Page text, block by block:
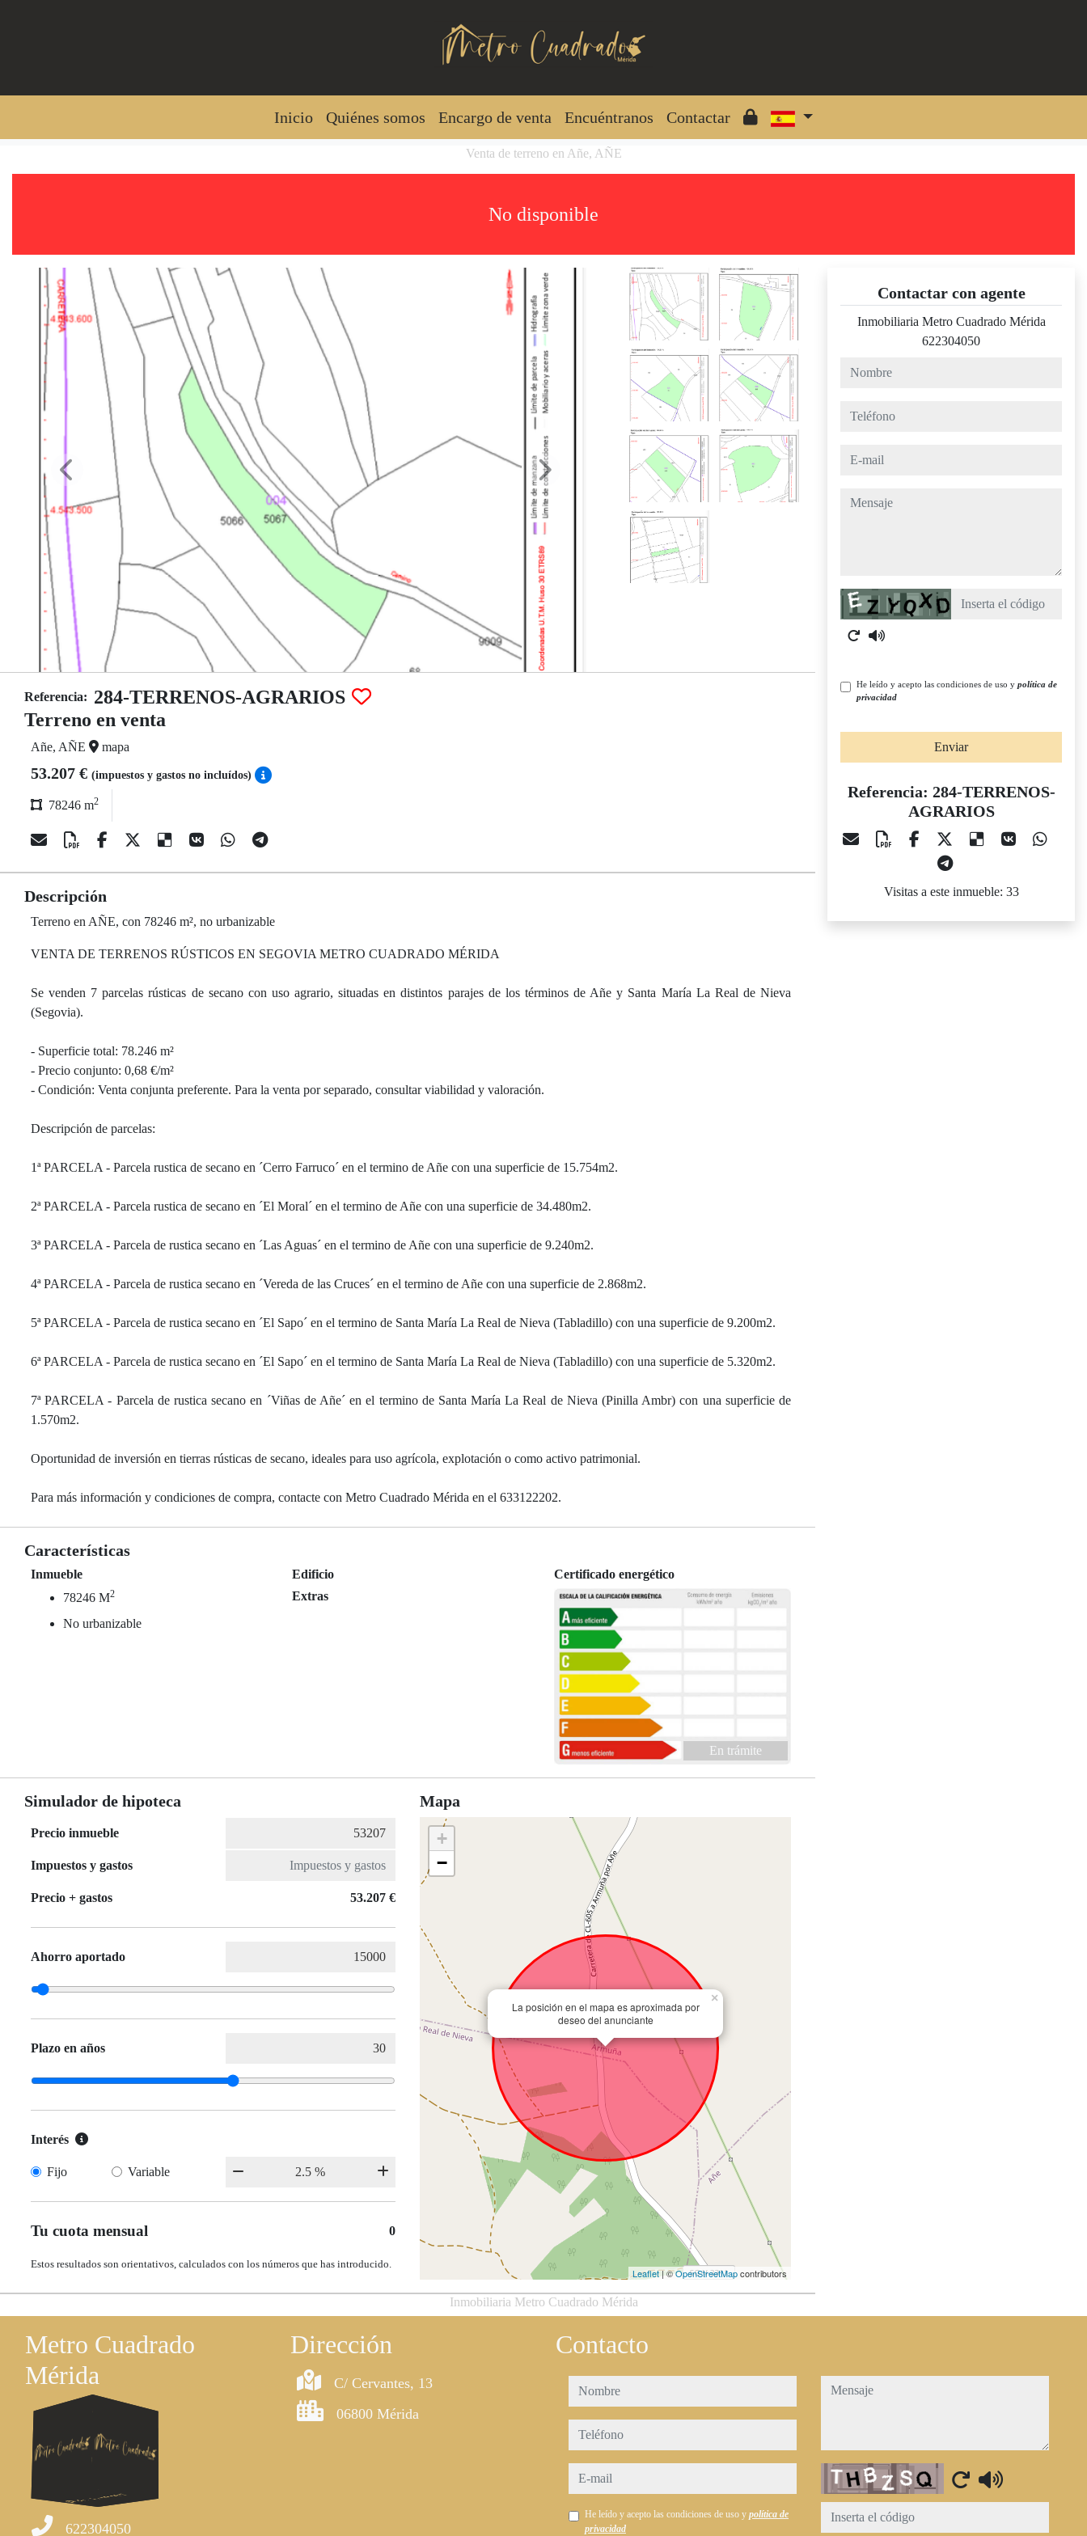
Inicio Quiénes somos Encargo de venta Encuéntranos Contactar
Venta de terreno en Añe, AÑE
No disponible
Referencia: 284-TERRENOS-AGRARIOS
Terreno en venta
Añe, AÑE mapa
53.207 € (impuestos y gastos no incluídos)
78246 m2
Descripción
Terreno en AÑE, con 78246 m², no urbanizable
VENTA DE TERRENOS RÚSTICOS EN SEGOVIA METRO CUADRADO MÉRIDA
Se venden 7 parcelas rústicas de secano con uso agrario, situadas en distintos parajes de los términos de Añe y Santa María La Real de Nieva
(Segovia).
- Superficie total: 78.246 m²
- Precio conjunto: 0,68 €/m²
- Condición: Venta conjunta preferente. Para la venta por separado, consultar viabilidad y valoración.
Descripción de parcelas:
1ª PARCELA - Parcela rustica de secano en ´Cerro Farruco´ en el termino de Añe con una superficie de 15.754m2.
2ª PARCELA - Parcela rustica de secano en ´El Moral´ en el termino de Añe con una superficie de 34.480m2.
3ª PARCELA - Parcela de rustica secano en ´Las Aguas´ en el termino de Añe con una superficie de 9.240m2.
4ª PARCELA - Parcela de rustica secano en ´Vereda de las Cruces´ en el termino de Añe con una superficie de 2.868m2.
5ª PARCELA - Parcela de rustica secano en ´El Sapo´ en el termino de Santa María La Real de Nieva (Tabladillo) con una superficie de 9.200m2.
6ª PARCELA - Parcela de rustica secano en ´El Sapo´ en el termino de Santa María La Real de Nieva (Tabladillo) con una superficie de 5.320m2.
7ª PARCELA - Parcela de rustica secano en ´Viñas de Añe´ en el termino de Santa María La Real de Nieva (Pinilla Ambr) con una superficie de
1.570m2.
Oportunidad de inversión en tierras rústicas de secano, ideales para uso agrícola, explotación o como activo patrimonial.
Para más información y condiciones de compra, contacte con Metro Cuadrado Mérida en el 633122202.
Características
Inmueble
78246 M2
No urbanizable
Edificio
Extras
Certificado energético
En trámite
Simulador de hipoteca
Precio inmueble
Impuestos y gastos
Precio + gastos 53.207 €
Ahorro aportado
Plazo en años
Interés
Fijo Variable
Tu cuota mensual 0
Estos resultados son orientativos, calculados con los números que has introducido.
Mapa
La posición en el mapa es aproximada por
deseo del anunciante
×
+
−
Leaflet| ©OpenStreetMapcontributors
Contactar con agente
Inmobiliaria Metro Cuadrado Mérida
622304050
nombre
teléfono
e-mail
mensaje
Captcha
He leído y acepto las condiciones de uso y política de
privacidad
Enviar
Referencia: 284-TERRENOS-
AGRARIOS
Visitas a este inmueble: 33
Inmobiliaria Metro Cuadrado Mérida
Metro Cuadrado
Mérida
622304050
Dirección
C/ Cervantes, 13
06800 Mérida
Contacto
nombre
teléfono
e-mail
He leído y acepto las condiciones de uso y política de
privacidad
mensaje
Captcha